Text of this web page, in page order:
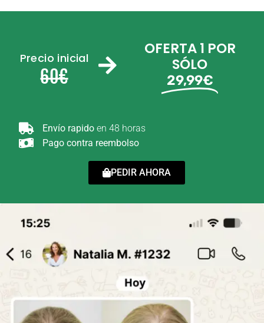
Precio inicial
60€
OFERTA 1 POR
SÓLO
29,99€
Envío rapido en 48 horas
Pago contra reembolso
PEDIR AHORA